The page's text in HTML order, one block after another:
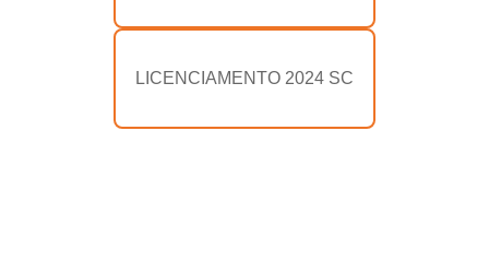
LICENCIAMENTO 2024 SC